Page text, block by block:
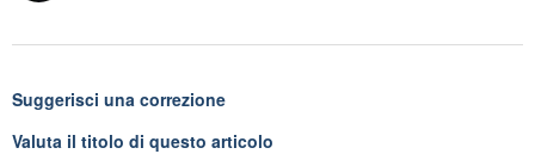
Suggerisci una correzione
Valuta il titolo di questo articolo